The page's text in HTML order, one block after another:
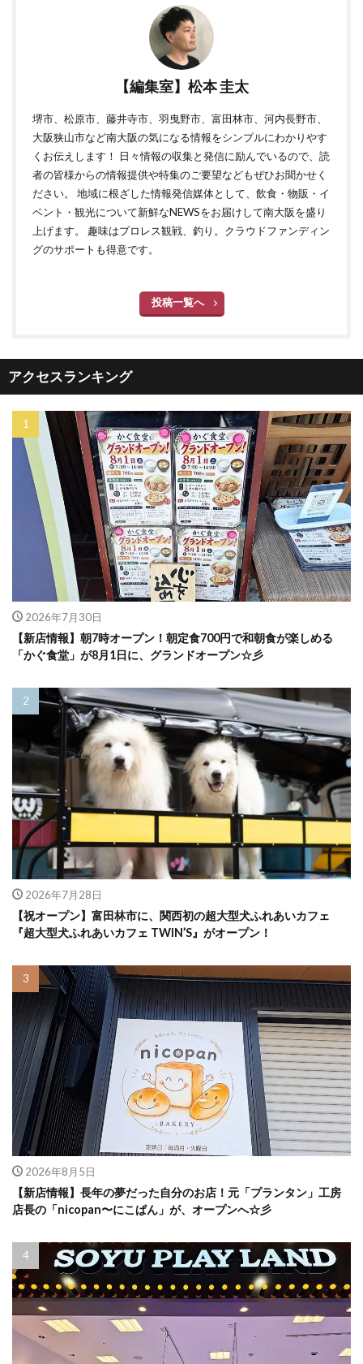
【編集室】松本 圭太
堺市、松原市、藤井寺市、羽曳野市、富田林市、河内長野市、
大阪狭山市など南大阪の気になる情報をシンプルにわかりやす
くお伝えします！ 日々情報の収集と発信に励んでいるので、読
者の皆様からの情報提供や特集のご要望などもぜひお聞かせく
ださい。 地域に根ざした情報発信媒体として、飲食・物販・イ
ベント・観光について新鮮なNEWSをお届けして南大阪を盛り
上げます。 趣味はプロレス観戦、釣り。クラウドファンディン
グのサポートも得意です。
投稿一覧へ
アクセスランキング
2026年7月30日
【新店情報】朝7時オープン！朝定食700円で和朝食が楽しめる
「かぐ食堂」が8月1日に、グランドオープン☆彡
2026年7月28日
【祝オープン】富田林市に、関西初の超大型犬ふれあいカフェ
『超大型犬ふれあいカフェ TWIN’S』がオープン！
2026年8月5日
【新店情報】長年の夢だった自分のお店！元「プランタン」工房
店長の「nicopan〜にこぱん」が、オープンへ☆彡